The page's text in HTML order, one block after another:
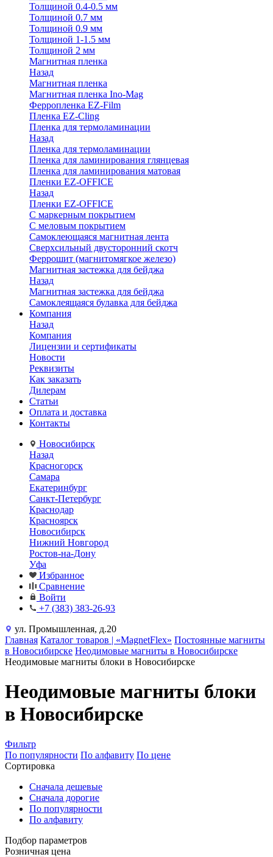
Толщиной 0.4-0.5 мм
Толщиной 0.7 мм
Толщиной 0.9 мм
Толщиной 1-1.5 мм
Толщиной 2 мм
Магнитная пленка
Назад
Магнитная пленка
Магнитная пленка Ino-Mag
Ферропленка EZ-Film
Пленка EZ-Cling
Пленка для термоламинации
Назад
Пленка для термоламинации
Пленка для ламинирования глянцевая
Пленка для ламинирования матовая
Пленки EZ-OFFICE
Назад
Пленки EZ-OFFICE
С маркерным покрытием
С меловым покрытием
Самоклеющаяся магнитная лента
Сверхсильный двусторонний скотч
Феррошит (магнитомягкое железо)
Магнитная застежка для бейджа
Назад
Магнитная застежка для бейджа
Самоклеящаяся булавка для бейджа
Компания
Назад
Компания
Лицензии и сертификаты
Новости
Реквизиты
Как заказать
Дилерам
Статьи
Оплата и доставка
Контакты
Новосибирск
Назад
Красногорск
Самара
Екатеринбург
Санкт-Петербург
Краснодар
Красноярск
Новосибирск
Нижний Новгород
Ростов-на-Дону
Уфа
Избранное
Сравнение
Войти
+7 (383) 383-26-93
ул. Промышленная, д.20
Главная Каталог товаров | «MagnetFlex» Постоянные магниты
в Новосибирске Неодимовые магниты в Новосибирске
Неодимовые магниты блоки в Новосибирске
Неодимовые магниты блоки
в Новосибирске
Фильтр
По популярности По алфавиту По цене
Сортировка
Сначала дешевые
Сначала дорогие
По популярности
По алфавиту
Подбор параметров
Розничная цена